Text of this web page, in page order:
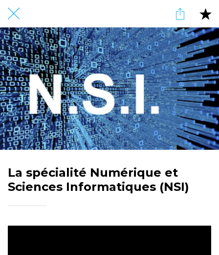
La spécialité Numérique et
Sciences Informatiques (NSI)